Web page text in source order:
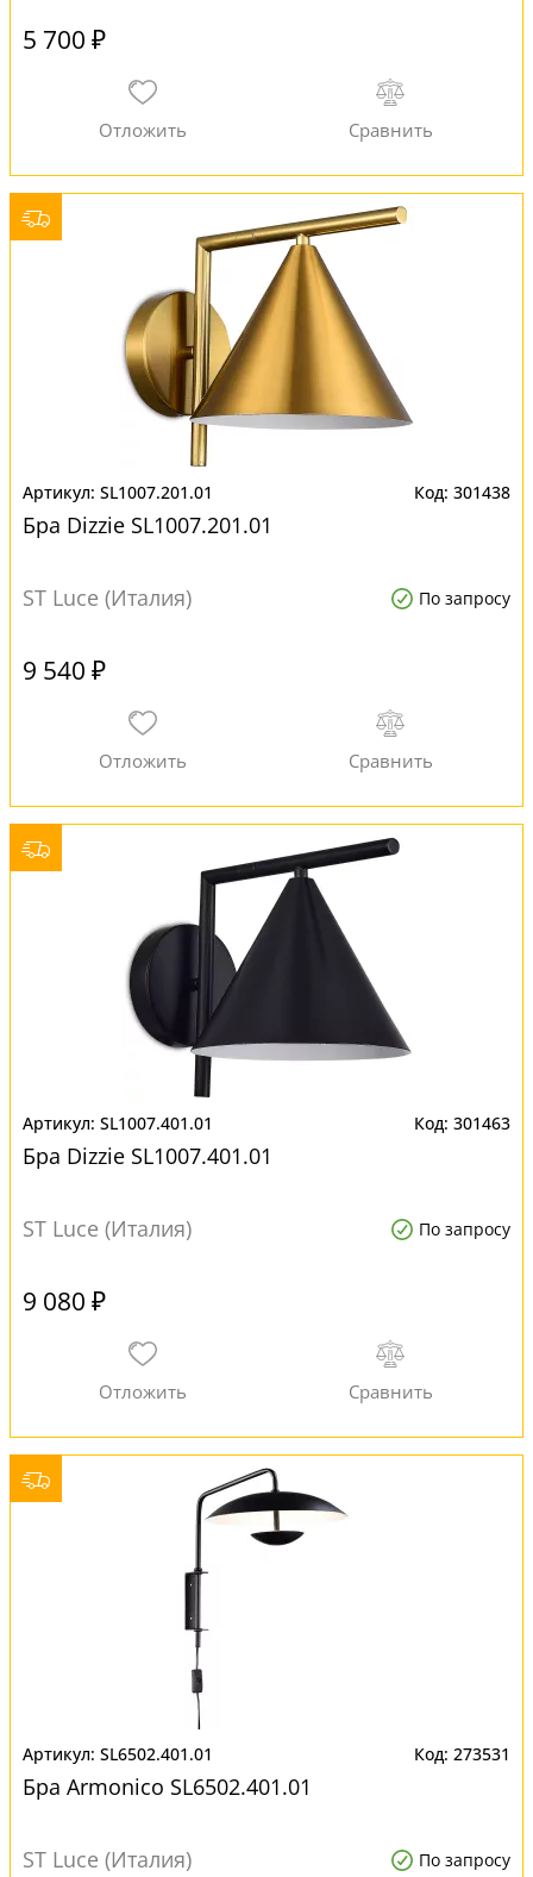
5 700 ₽
SL1007.201.01 301438
Бра Dizzie SL1007.201.01
ST Luce (Италия) По запросу
9 540 ₽
SL1007.401.01 301463
Бра Dizzie SL1007.401.01
ST Luce (Италия) По запросу
9 080 ₽
SL6502.401.01 273531
Бра Armonico SL6502.401.01
ST Luce (Италия) По запросу